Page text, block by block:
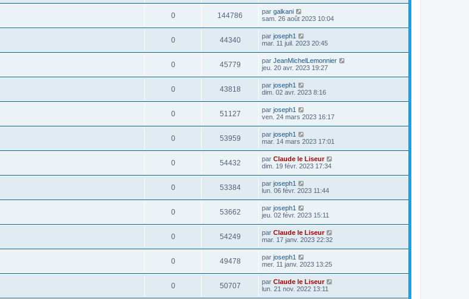
0 144786 par galkani
sam. 26 août 2023 10:04
0 44340 par joseph1
mar. 11 juil. 2023 20:45
0 45779 par JeanMichelLemonnier
jeu. 20 avr. 2023 19:27
0 43818 par joseph1
dim. 02 avr. 2023 8:16
0 51127 par joseph1
ven. 24 mars 2023 16:17
0 53959 par joseph1
mar. 14 mars 2023 17:01
0 54432 par Claude le Liseur
dim. 19 févr. 2023 17:34
0 53384 par joseph1
lun. 06 févr. 2023 11:44
0 53662 par joseph1
jeu. 02 févr. 2023 15:11
0 54249 par Claude le Liseur
mar. 17 janv. 2023 22:32
0 49478 par joseph1
mer. 11 janv. 2023 13:25
0 50707 par Claude le Liseur
lun. 21 nov. 2022 13:11